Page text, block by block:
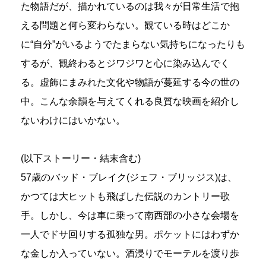
た物語だが、描かれているのは我々が日常生活で抱
える問題と何ら変わらない。観ている時はどこか
に“自分”がいるようでたまらない気持ちになったりも
するが、観終わるとジワジワと心に染み込んでく
る。虚飾にまみれた文化や物語が蔓延する今の世の
中。こんな余韻を与えてくれる良質な映画を紹介し
ないわけにはいかない。
(以下ストーリー・結末含む)
57歳のバッド・ブレイク(ジェフ・ブリッジス)は、
かつては大ヒットも飛ばした伝説のカントリー歌
手。しかし、今は車に乗って南西部の小さな会場を
一人でドサ回りする孤独な男。ポケットにはわずか
な金しか入っていない。酒浸りでモーテルを渡り歩